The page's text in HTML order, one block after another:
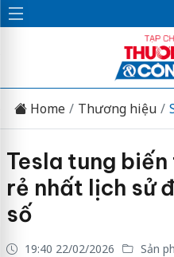
Home Thương hiệu
Tesla tung
rẻ nhất lịch sử
số
19:40 22/02/2026 Sản